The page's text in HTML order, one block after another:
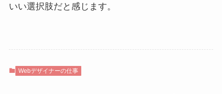
いい選択肢だと感じます。
Webデザイナーの仕事